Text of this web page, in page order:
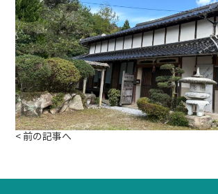
< 前の記事へ